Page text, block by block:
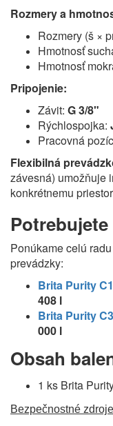
Rozmery a
Rozmery (š ×
Hmotnosť
Hmotnosť
Pripojenie:
Závit: G 3/8"
Rýchlospojka:
Pracovná
Flexibilná
závesná) umožňuje
konkrétnemu
Ponúkame celú radu
prevádzky:
Brita Purity
408 l
Brita Purity
000 l
Obsah
1 ks Brita
Bezpečnostné zdroje